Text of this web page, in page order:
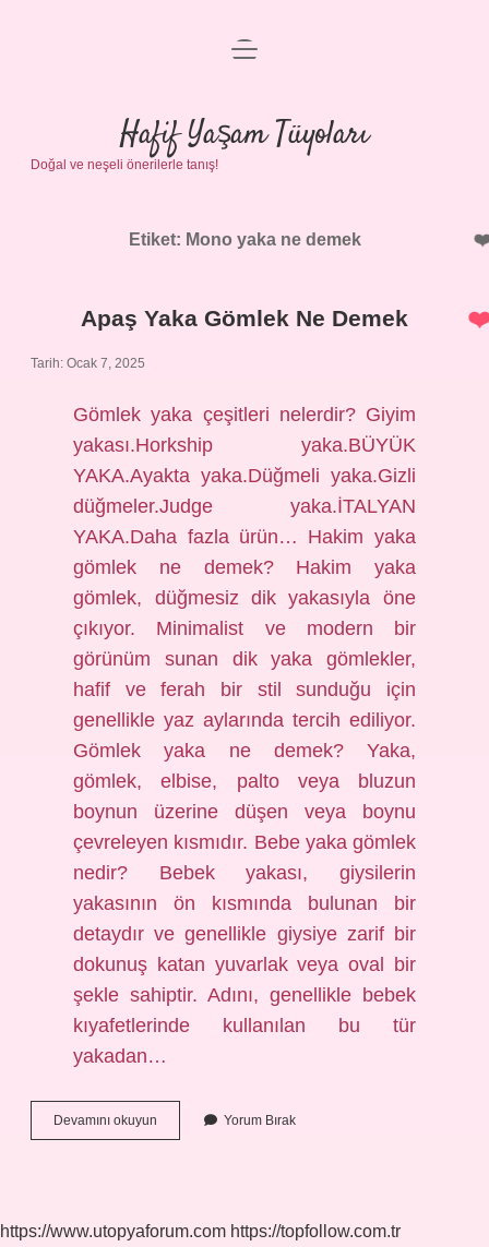
Anasayfa
Gizlilik Politikası
Yasal Uyarı
menüyü
Hafif Yaşam Tüyoları
Doğal ve neşeli önerilerle tanış!
Etiket: Mono yaka ne demek
Apaş Yaka Gömlek Ne Demek
Tarih: Ocak 7, 2025
Gömlek yaka çeşitleri nelerdir? Giyim
yakası.Horkship yaka.BÜYÜK
YAKA.Ayakta yaka.Düğmeli yaka.Gizli
düğmeler.Judge yaka.İTALYAN
YAKA.Daha fazla ürün… Hakim yaka
gömlek ne demek? Hakim yaka
gömlek, düğmesiz dik yakasıyla öne
çıkıyor. Minimalist ve modern bir
görünüm sunan dik yaka gömlekler,
hafif ve ferah bir stil sunduğu için
genellikle yaz aylarında tercih ediliyor.
Gömlek yaka ne demek? Yaka,
gömlek, elbise, palto veya bluzun
boynun üzerine düşen veya boynu
çevreleyen kısmıdır. Bebe yaka gömlek
nedir? Bebek yakası, giysilerin
yakasının ön kısmında bulunan bir
detaydır ve genellikle giysiye zarif bir
dokunuş katan yuvarlak veya oval bir
şekle sahiptir. Adını, genellikle bebek
kıyafetlerinde kullanılan bu tür
yakadan…
Devamını okuyun
Yaka
Yorum Bırak
https://www.utopyaforum.com https://topfollow.com.tr